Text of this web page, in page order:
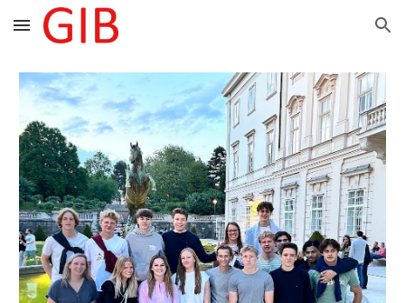
Skip to main content Skip to navigation